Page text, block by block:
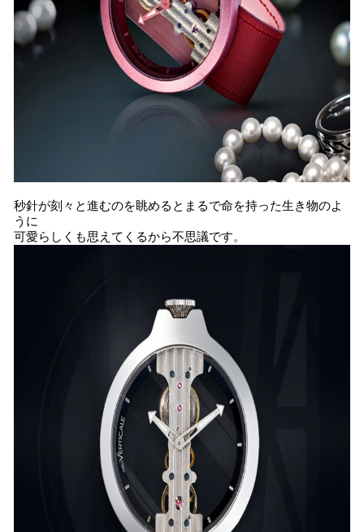
秒針が刻々と進むのを眺めるとまるで命を持った生き物のよ
うに
可愛らしくも思えてくるから不思議です。